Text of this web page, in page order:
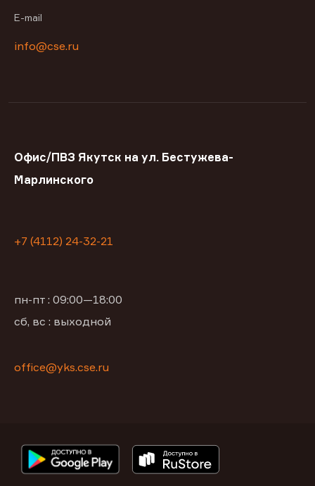
E-mail
info@cse.ru
Офис/ПВЗ Якутск на ул. Бестужева-
Марлинского
+7 (4112) 24-32-21
пн-пт : 09:00—18:00
сб, вс : выходной
office@yks.cse.ru